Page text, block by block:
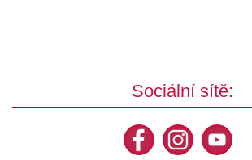
Sociální sítě: